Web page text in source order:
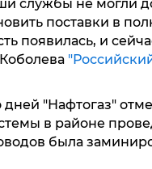
службы не могли
поставки в
появилась, и
"Нафтогаз"
в районе
была